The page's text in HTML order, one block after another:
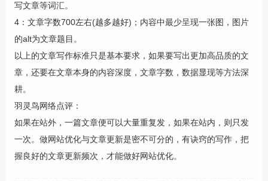
写文章等词汇。
4：文章字数700左右(越多越好)；内容中最少呈现一张图，图片
的alt为文章题目。
以上的文章写作标准只是基本要求，如果要写出更加高品质的文
章，还要在文章本身的内容深度，文章字数，数据显现等方法深
耕。
羽灵鸟网络点评：
如果在站外，一篇文章便可以大量重复发，如果在站内，则只发
一次。做网站优化与文章更新是密不可分的，有诀窍的写作，把
握良好的文章更新频次，才能做好网站优化。